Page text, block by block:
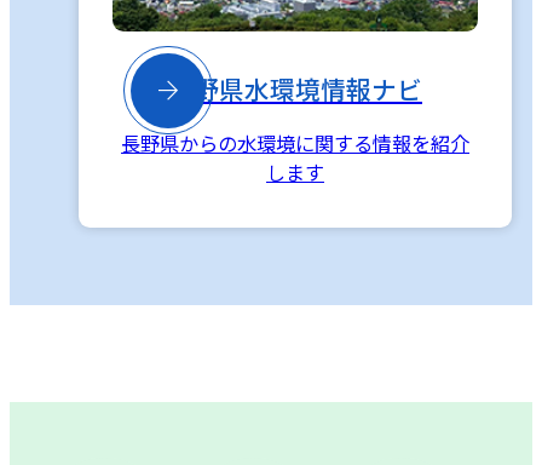
長野県水環境情報ナビ
長野県からの水環境に関する情報を紹介
します